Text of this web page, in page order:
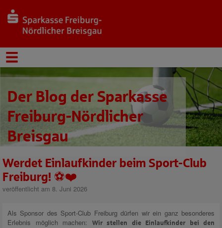
Der Blog der Sparkasse
Freiburg-Nördlicher
Breisgau
Werdet Einlaufkinder beim Sport-Club
Freiburg! ⚽️❤️
veröffentlicht am 8. Juni 2026
Als Sponsor des Sport-Club Freiburg dürfen wir ein ganz besonderes
Erlebnis möglich machen:
Wir stellen die Einlaufkinder bei den